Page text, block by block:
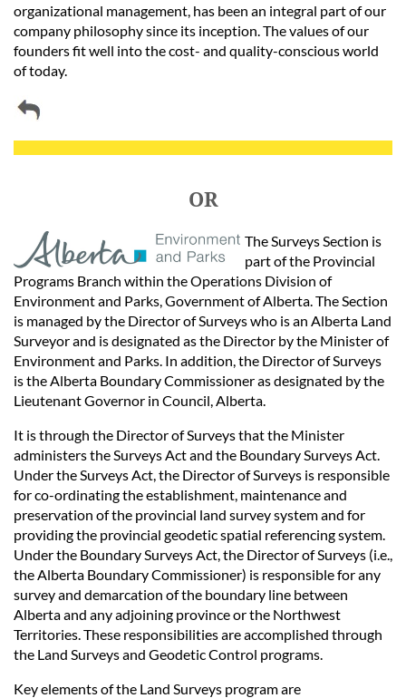
organizational management, has been an integral part of our
company philosophy since its inception. The values of our
founders fit well into the cost- and quality-conscious world
of today.
OR
The Surveys Section is
part of the Provincial
Programs Branch within the Operations Division of
Environment and Parks, Government of Alberta. The Section
is managed by the Director of Surveys who is an Alberta Land
Surveyor and is designated as the Director by the Minister of
Environment and Parks. In addition, the Director of Surveys
is the Alberta Boundary Commissioner as designated by the
Lieutenant Governor in Council, Alberta.
It is through the Director of Surveys that the Minister
administers the Surveys Act and the Boundary Surveys Act.
Under the Surveys Act, the Director of Surveys is responsible
for co-ordinating the establishment, maintenance and
preservation of the provincial land survey system and for
providing the provincial geodetic spatial referencing system.
Under the Boundary Surveys Act, the Director of Surveys (i.e.,
the Alberta Boundary Commissioner) is responsible for any
survey and demarcation of the boundary line between
Alberta and any adjoining province or the Northwest
Territories. These responsibilities are accomplished through
the Land Surveys and Geodetic Control programs.
Key elements of the Land Surveys program are